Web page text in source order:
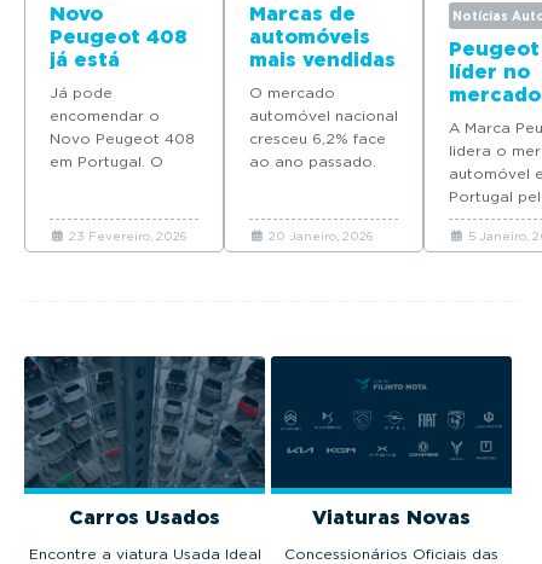
Novo
Peugeot 408
já está
disponível
para
encomenda
em Portugal
Já pode
encomendar o
Novo Peugeot 408
em Portugal. O
com preços a
partir de 37.065
23 Fevereiro, 2026
Marcas de
automóveis
mais vendidas
em Portugal
em 2025
O mercado
automóvel nacional
cresceu 6,2% face
ao ano passado.
automóveis novos
venderam em
20 Janeiro, 2026
Notícias
líder no
mercado
quatro
modelos
Top 10
vendas
2025
A Marca
lidera o
automóvel
Portugal
ano
coloca
5 Janeiro,
Carros Usados
Encontre a viatura Usada Ideal
Viaturas Novas
Concessionários Oficiais das